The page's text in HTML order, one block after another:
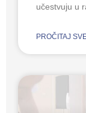
učestvuju u
PROČITAJ